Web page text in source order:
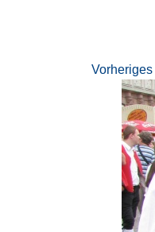
Vorheriges